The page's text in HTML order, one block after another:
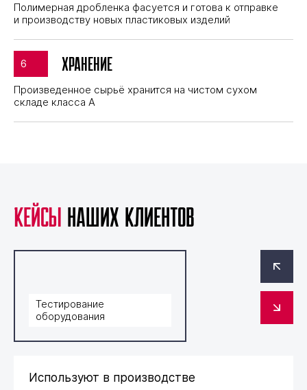
Полимерная дробленка фасуется и готова к отправке
и производству новых пластиковых изделий
Хранение
Произведенное сырьё хранится на чистом сухом
складе класса А
Кейсы наших клиентов
Тестирование
оборудования
Используют в производстве
Тестирование
оборудования
Используют в производстве
Тестирование
оборудования
Используют в производстве